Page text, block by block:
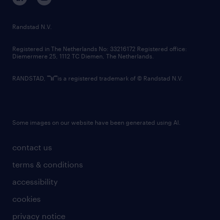
randstad innovation fund
country websites
contact us
terms & conditions
accessibility
cookies
privacy notice
Randstad N.V.
Registered in The Netherlands No: 33216172 Registered office:
Diemermere 25, 1112 TC Diemen, The Netherlands.
RANDSTAD, is a registered trademark of © Randstad N.V.
Some images on our website have been generated using AI.